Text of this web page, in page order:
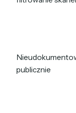
publicznie